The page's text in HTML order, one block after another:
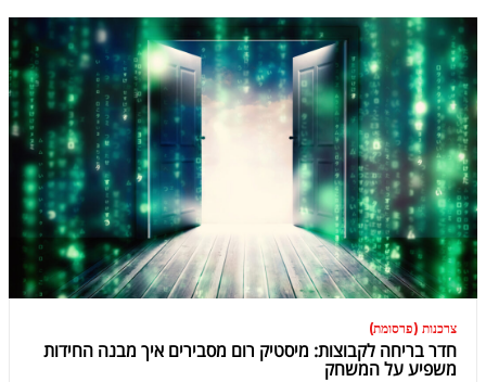
צרכנות (פרסומת)
חדר בריחה לקבוצות: מיסטיק רום מסבירים איך מבנה החידות
משפיע על המשחק